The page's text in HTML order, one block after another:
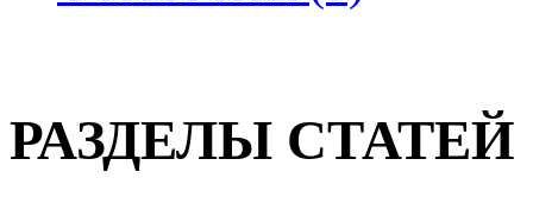
РАЗДЕЛЫ СТАТЕЙ